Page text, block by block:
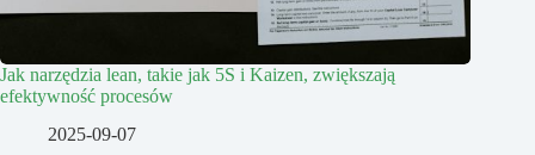
Jak narzędzia lean, takie jak 5S i Kaizen, zwiększają
efektywność procesów
2025-09-07